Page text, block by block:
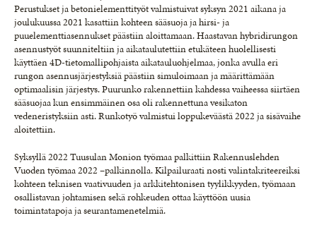
Perustukset ja betonielementtityöt valmistuivat syksyn 2021 aikana ja
joulukuussa 2021 kasattiin kohteen sääsuoja ja hirsi- ja
puuelementtiasennukset päästiin aloittamaan. Haastavan hybridirungon
asennustyöt suunniteltiin ja aikataulutettiin etukäteen huolellisesti
käyttäen 4D-tietomallipohjaista aikatauluohjelmaa, jonka avulla eri
rungon asennusjärjestyksiä päästiin simuloimaan ja määrittämään
optimaalisin järjestys. Puurunko rakennettiin kahdessa vaiheessa siirtäen
sääsuojaa kun ensimmäinen osa oli rakennettuna vesikaton
vedeneristyksiin asti. Runkotyö valmistui loppukeväästä 2022 ja sisävaihe
aloitettiin.
Syksyllä 2022 Tuusulan Monion työmaa palkittiin Rakennuslehden
Vuoden työmaa 2022 –palkinnolla. Kilpailuraati nosti valintakriteereiksi
kohteen teknisen vaativuuden ja arkkitehtonisen tyylikkyyden, työmaan
osallistavan johtamisen sekä rohkeuden ottaa käyttöön uusia
toimintatapoja ja seurantamenetelmiä.